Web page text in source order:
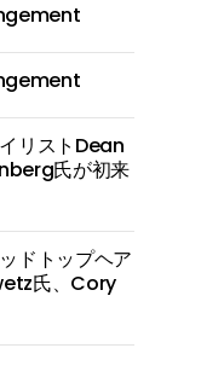
リストDean
氏が初来
ドトップヘア
氏、Cory